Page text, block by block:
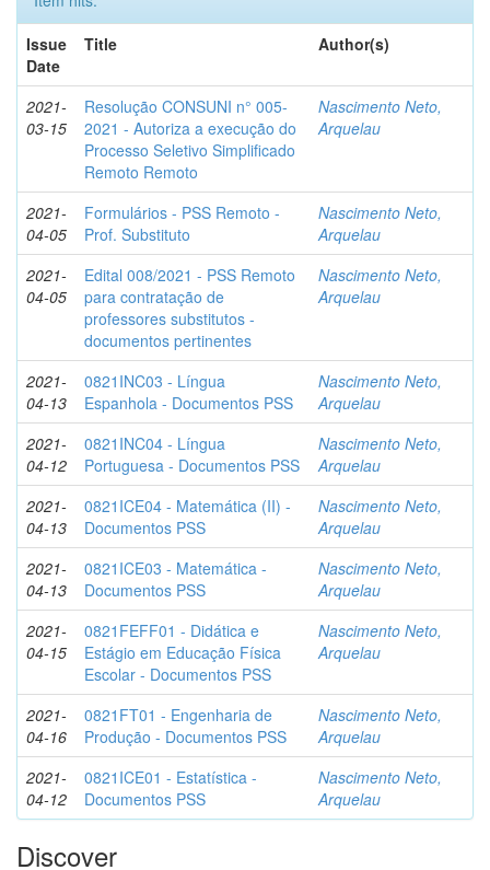
Issue
Date
Title Author(s)
2021-
03-15
Resolução CONSUNI n° 005-
2021 - Autoriza a execução do
Processo Seletivo Simplificado
Remoto Remoto
Nascimento Neto,
Arquelau
2021-
04-05
Formulários - PSS Remoto -
Prof. Substituto
Nascimento Neto,
Arquelau
2021-
04-05
Edital 008/2021 - PSS Remoto
para contratação de
professores substitutos -
documentos pertinentes
Nascimento Neto,
Arquelau
2021-
04-13
0821INC03 - Língua
Espanhola - Documentos PSS
Nascimento Neto,
Arquelau
2021-
04-12
0821INC04 - Língua
Portuguesa - Documentos PSS
Nascimento Neto,
Arquelau
2021-
04-13
0821ICE04 - Matemática (II) -
Documentos PSS
Nascimento Neto,
Arquelau
2021-
04-13
0821ICE03 - Matemática -
Documentos PSS
Nascimento Neto,
Arquelau
2021-
04-15
0821FEFF01 - Didática e
Estágio em Educação Física
Escolar - Documentos PSS
Nascimento Neto,
Arquelau
2021-
04-16
0821FT01 - Engenharia de
Produção - Documentos PSS
Nascimento Neto,
Arquelau
2021-
04-12
0821ICE01 - Estatística -
Documentos PSS
Nascimento Neto,
Arquelau
Discover